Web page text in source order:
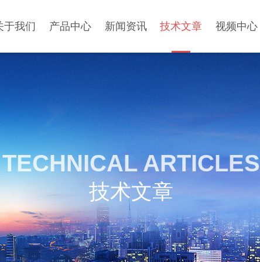
于我们 产品中心 新闻资讯 技术文章 视频中心
TECHNICAL ARTICLES
技术文章